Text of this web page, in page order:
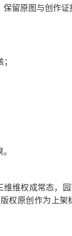
留原图与创作证
维权成常态，
权原创作为上架